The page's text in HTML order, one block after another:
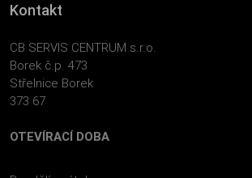
Kontakt
CB SERVIS CENTRUM s.r.o.
Borek č.p. 473
Střelnice Borek
373 67
OTEVÍRACÍ DOBA